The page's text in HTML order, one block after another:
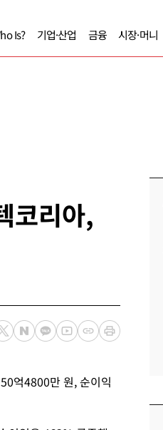
Is? 기업·산업 금융 시장·머니
코리아,
억4800만 원, 순이익